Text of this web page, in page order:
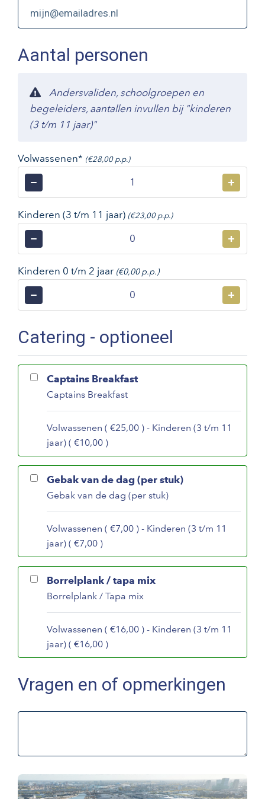
Aantal personen
Andersvaliden, schoolgroepen en
begeleiders, aantallen invullen bij "kinderen
(3 t/m 11 jaar)"
Volwassenen* (€28,00 p.p.)
− +
Kinderen (3 t/m 11 jaar) (€23,00 p.p.)
− +
Kinderen 0 t/m 2 jaar (€0,00 p.p.)
− +
Catering - optioneel
Captains Breakfast
Captains Breakfast
Volwassenen ( €25,00 ) - Kinderen (3 t/m 11
jaar) ( €10,00 )
Gebak van de dag (per stuk)
Gebak van de dag (per stuk)
Volwassenen ( €7,00 ) - Kinderen (3 t/m 11
jaar) ( €7,00 )
Borrelplank / tapa mix
Borrelplank / Tapa mix
Volwassenen ( €16,00 ) - Kinderen (3 t/m 11
jaar) ( €16,00 )
Vragen en of opmerkingen